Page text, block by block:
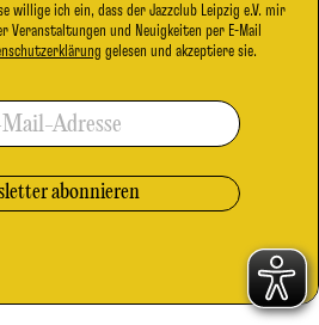
willige ich ein, dass der Jazzclub Leipzig e.V. mir
Veranstaltungen und Neuigkeiten per E-Mail
gelesen und akzeptiere sie.
Adresse